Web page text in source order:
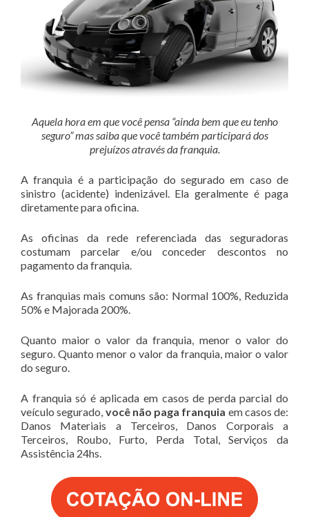
Aquela hora em que você pensa “ainda bem que eu tenho
seguro” mas saiba que você também participará dos
prejuízos através da franquia.
A franquia é a participação do segurado em caso de
sinistro (acidente) indenizável. Ela geralmente é paga
diretamente para oficina.
As oficinas da rede referenciada das seguradoras
costumam parcelar e/ou conceder descontos no
pagamento da franquia.
As franquias mais comuns são: Normal 100%, Reduzida
50% e Majorada 200%.
Quanto maior o valor da franquia, menor o valor do
seguro. Quanto menor o valor da franquia, maior o valor
do seguro.
A franquia só é aplicada em casos de perda parcial do
veículo segurado, você não paga franquia em casos de:
Danos Materiais a Terceiros, Danos Corporais a
Terceiros, Roubo, Furto, Perda Total, Serviços da
Assistência 24hs.